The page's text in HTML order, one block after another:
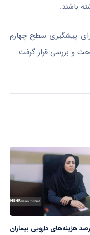
باشند.
پیشگیری سطح چهارم
و بررسی قرار گرفت.
درصد هزینه‌های دارویی بیماران